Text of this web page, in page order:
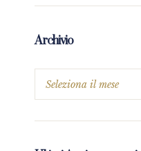
Archivio